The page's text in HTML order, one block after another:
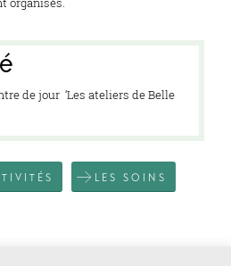
de jour ‘Les ateliers de Belle
LES SOINS